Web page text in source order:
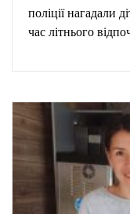
поліції нагадали
час літнього